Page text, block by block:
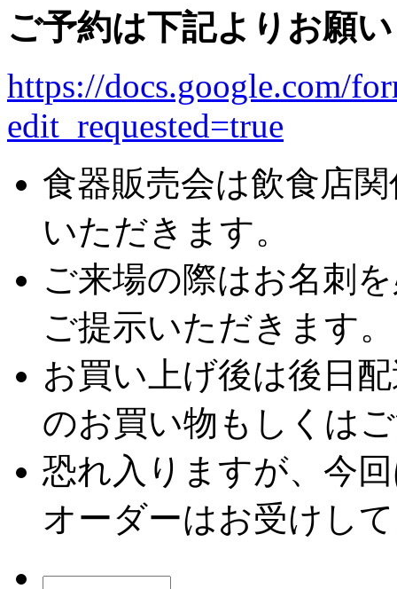
ご予約は下記よりお願
https://docs.google.com/
edit_requested=true
食器販売会は飲食店
いただきます。
ご来場の際はお名刺
ご提示いただきます。
お買い上げ後は後日
のお買い物もしくは
恐れ入りますが、今
オーダーはお受けし